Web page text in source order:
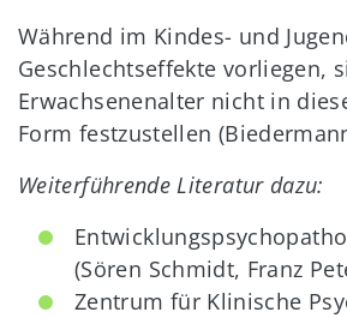
Während im Kindes- und
Geschlechtseffekte vorliegen,
Erwachsenenalter nicht in
Form festzustellen
Weiterführende Literatur dazu:
(Sören Schmidt, Franz
Zentrum für Klinische